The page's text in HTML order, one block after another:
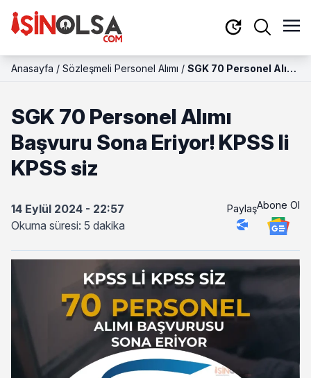
Anasayfa / Sözleşmeli Personel Alımı / SGK 70 Personel Alımı
SGK 70 Personel Alımı
Başvuru Sona Eriyor! KPSS li
KPSS siz
14 Eylül 2024 - 22:57
Okuma süresi: 5 dakika
PaylaşAbone Ol